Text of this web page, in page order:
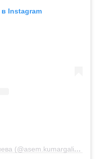
Instagram
Публикация от Асем Кумаргалиева (@asem.kumargalieva)